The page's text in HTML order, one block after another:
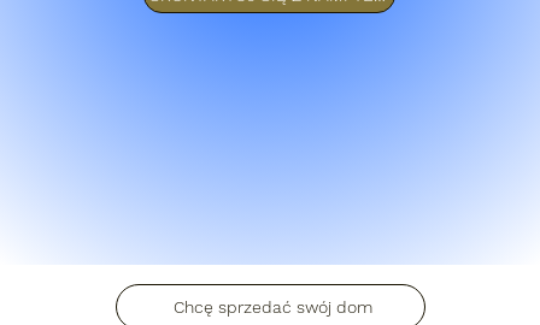
Chcę sprzedać swój dom